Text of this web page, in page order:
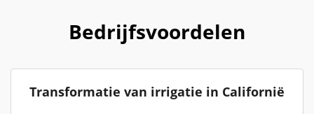
Bedrijfsvoordelen
Transformatie van irrigatie in Californië